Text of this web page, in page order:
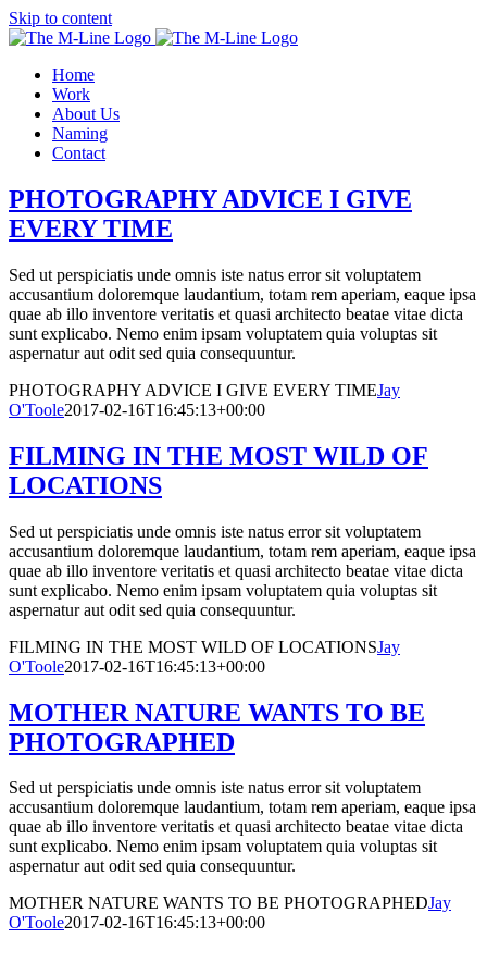
Skip to content
Home
Work
About Us
Naming
Contact
PHOTOGRAPHY ADVICE I GIVE
EVERY TIME
Sed ut perspiciatis unde omnis iste natus error sit voluptatem
accusantium doloremque laudantium, totam rem aperiam, eaque ipsa
quae ab illo inventore veritatis et quasi architecto beatae vitae dicta
sunt explicabo. Nemo enim ipsam voluptatem quia voluptas sit
aspernatur aut odit sed quia consequuntur.
PHOTOGRAPHY ADVICE I GIVE EVERY TIMEJay
O'Toole2017-02-16T16:45:13+00:00
FILMING IN THE MOST WILD OF
LOCATIONS
Sed ut perspiciatis unde omnis iste natus error sit voluptatem
accusantium doloremque laudantium, totam rem aperiam, eaque ipsa
quae ab illo inventore veritatis et quasi architecto beatae vitae dicta
sunt explicabo. Nemo enim ipsam voluptatem quia voluptas sit
aspernatur aut odit sed quia consequuntur.
FILMING IN THE MOST WILD OF LOCATIONSJay
O'Toole2017-02-16T16:45:13+00:00
MOTHER NATURE WANTS TO BE
PHOTOGRAPHED
Sed ut perspiciatis unde omnis iste natus error sit voluptatem
accusantium doloremque laudantium, totam rem aperiam, eaque ipsa
quae ab illo inventore veritatis et quasi architecto beatae vitae dicta
sunt explicabo. Nemo enim ipsam voluptatem quia voluptas sit
aspernatur aut odit sed quia consequuntur.
MOTHER NATURE WANTS TO BE PHOTOGRAPHEDJay
O'Toole2017-02-16T16:45:13+00:00